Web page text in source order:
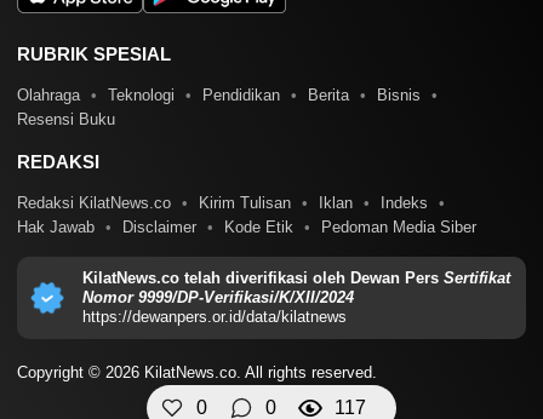
0 0 117
RUBRIK SPESIAL
Olahraga Teknologi Pendidikan Berita
Bisnis
Resensi Buku
REDAKSI
Redaksi KilatNews.co Kirim Tulisan Iklan
Indeks
Hak Jawab
Disclaimer Kode Etik Pedoman Media Siber
KilatNews.co telah diverifikasi oleh Dewan Pers Sertifikat
Nomor 9999/DP-Verifikasi/K/XII/2024
https://dewanpers.or.id/data/kilatnews
Copyright © 2026 KilatNews.co. All rights reserved.